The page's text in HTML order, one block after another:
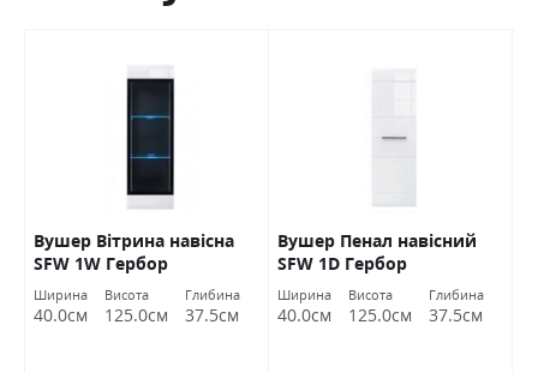
Вушер Вітрина навісна
SFW 1W Гербор
Ширина
40.0см
Висота
125.0см
Глибина
37.5см
Вушер Пенал навісний
SFW 1D Гербор
Ширина
40.0см
Висота
125.0см
Глибина
37.5см